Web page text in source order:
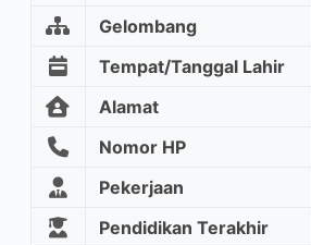
Gelombang
Tempat/Tanggal Lahir
Alamat
Nomor HP
Pekerjaan
Pendidikan Terakhir